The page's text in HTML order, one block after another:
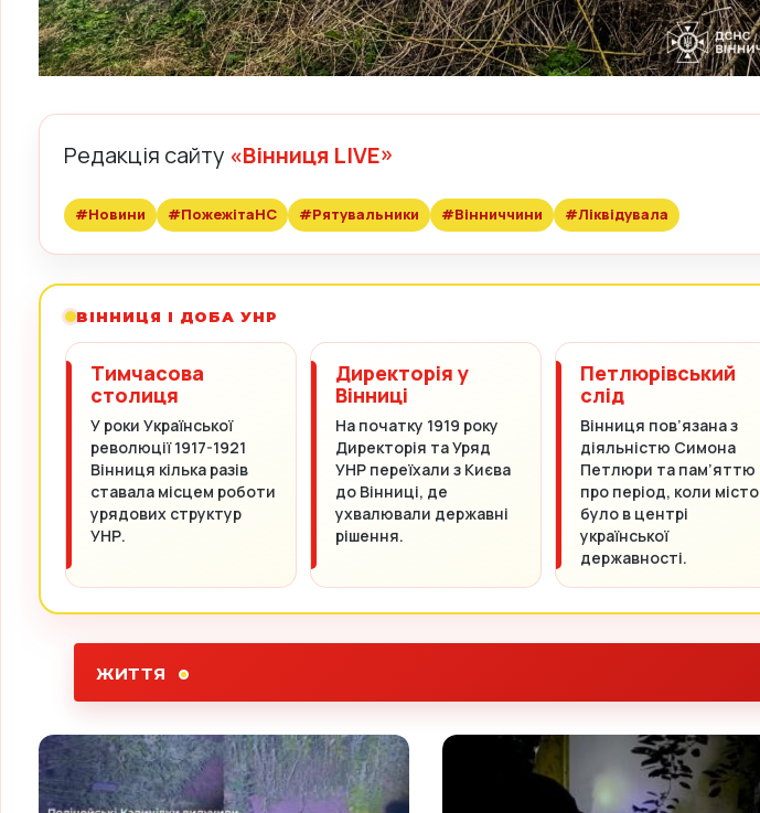
Редакція сайту «Вінниця LIVE»
#Новини #ПожежітаНС #Рятувальники #Вінниччини #Ліквідувала
ВІННИЦЯ І ДОБА УНР
Тимчасова
столиця
У роки Української
революції 1917-1921
Вінниця кілька разів
ставала місцем роботи
урядових структур
УНР.
Директорія у
Вінниці
На початку 1919 року
Директорія та Уряд
УНР переїхали з Києва
до Вінниці, де
ухвалювали державні
рішення.
Петлюрівський
слід
Вінниця пов’язана з
діяльністю Симона
Петлюри та пам’яттю
про період, коли місто
було в центрі
української
державності.
ЖИТТЯ